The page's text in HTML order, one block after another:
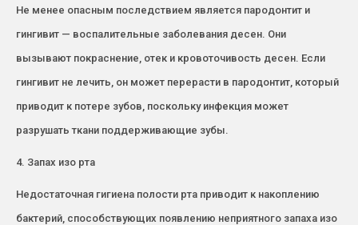
Не менее опасным последствием является пародонтит и
гингивит — воспалительные заболевания десен. Они
вызывают покраснение, отек и кровоточивость десен. Если
гингивит не лечить, он может перерасти в пародонтит, который
приводит к потере зубов, поскольку инфекция может
разрушать ткани поддерживающие зубы.
4. Запах изо рта
Недостаточная гигиена полости рта приводит к накоплению
бактерий, способствующих появлению неприятного запаха изо